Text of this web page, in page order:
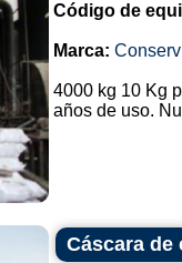
Código de
Marca:
4000 kg 10 Kg
años de uso.
Cáscara de